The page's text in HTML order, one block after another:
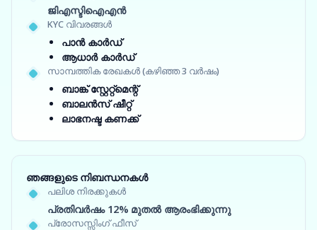
ജിഎസ്ടിഐഎൻ
KYC വിവരങ്ങൾ
പാൻ കാർഡ്
ആധാർ കാർഡ്
സാമ്പത്തിക രേഖകൾ (കഴിഞ്ഞ 3 വർഷം)
ബാങ്ക് സ്റ്റേറ്റ്‌മെന്റ്
ബാലൻസ് ഷീറ്റ്
ലാഭനഷ്ട കണക്ക്
ഞങ്ങളുടെ നിബന്ധനകൾ
പലിശ നിരക്കുകൾ
പ്രതിവർഷം 12% മുതൽ ആരംഭിക്കുന്നു
പ്രോസസ്സിംഗ് ഫീസ്